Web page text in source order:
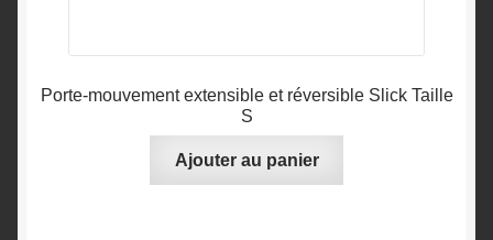
Porte-mouvement extensible et réversible Slick Taille
S
Ajouter au panier